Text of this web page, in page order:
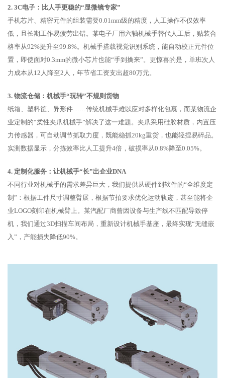
2. 3C电子：比人手更稳的“显微镜专家”
手机芯片、精密元件的组装需要0.01mm级的精度，人工操作不仅效率
低，且长期工作易疲劳出错。某电子厂用六轴机械手替代人工后，贴装合
格率从92%提升至99.8%。机械手搭载视觉识别系统，能自动校正元件位
置，即使面对0.3mm的微小芯片也能“手到擒来”。更惊喜的是，单班次人
力成本从12人降至2人，年节省工资支出超80万元。
3. 物流仓储：机械手“玩转”不规则货物
纸箱、塑料筐、异形件……传统机械手难以应对多样化包裹，而某物流企
业定制的“柔性夹爪机械手”解决了这一难题。夹爪采用硅胶材质，内置压
力传感器，可自动调节抓取力度，既能稳抓20kg重货，也能轻捏易碎品。
实测数据显示，分拣效率比人工提升4倍，破损率从0.8%降至0.05%。
4. 定制化服务：让机械手“长”出企业DNA
不同行业对机械手的需求差异巨大，我们提供从硬件到软件的“全维度定
制”：根据工件尺寸调整臂展，根据节拍要求优化运动轨迹，甚至能将企
业LOGO刻印在机械臂上。某汽配厂商曾因设备与生产线不匹配导致停
机，我们通过3D扫描车间布局，重新设计机械手基座，最终实现“无缝嵌
入”，产能损失降低90%。